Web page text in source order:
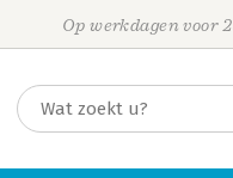
Op werkdagen voor